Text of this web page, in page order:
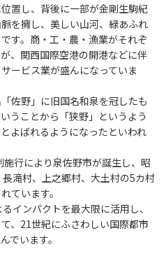
置し、背後に一部が金剛生駒紀
を擁し、美しい山河、緑あふれ
す。商・工・農・漁業がそれぞ
、関西国際空港の開港などに伴
ービス業が盛んになっていま
佐野」に旧国名和泉を冠したも
うことから「狭野」というよう
よばれるようになったといわれ
行により泉佐野市が誕生し、昭
滝村、上之郷村、大土村の5カ村
ています。
インパクトを最大限に活用し、
、21世紀にふさわしい国際都市
でいます。